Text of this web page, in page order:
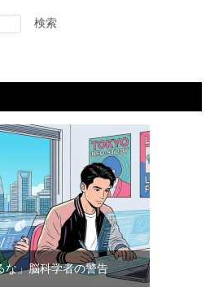
検索
な」脳科学者の警告